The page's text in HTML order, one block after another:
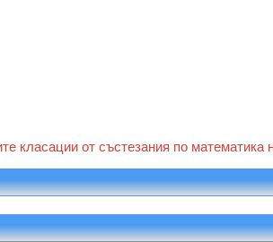
класации от състезания по